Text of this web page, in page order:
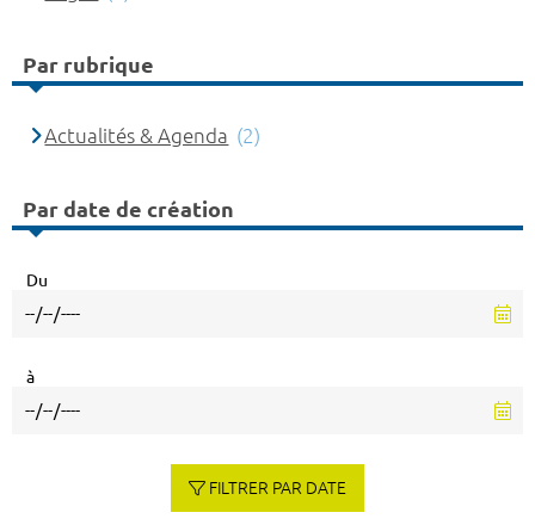
Par rubrique
Actualités & Agenda (2)
Par date de création
Du
à
FILTRER PAR DATE